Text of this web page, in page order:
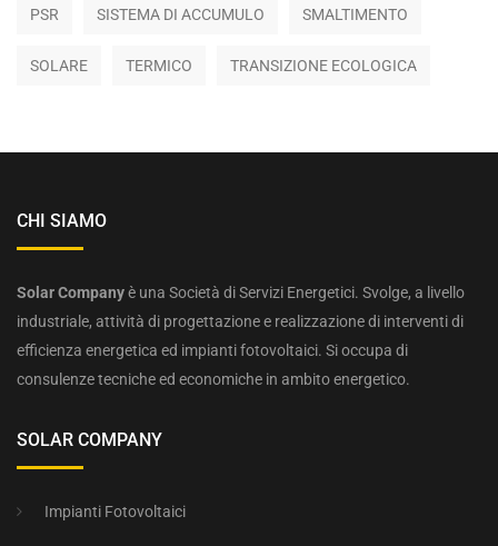
PSR SISTEMA DI ACCUMULO SMALTIMENTO
SOLARE TERMICO TRANSIZIONE ECOLOGICA
CHI SIAMO
Solar Companyè una Società di Servizi Energetici. Svolge, a livello
industriale, attività di progettazione e realizzazione di interventi di
efficienza energetica ed impianti fotovoltaici. Si occupa di
consulenze tecniche ed economiche in ambito energetico.
SOLAR COMPANY
Impianti Fotovoltaici